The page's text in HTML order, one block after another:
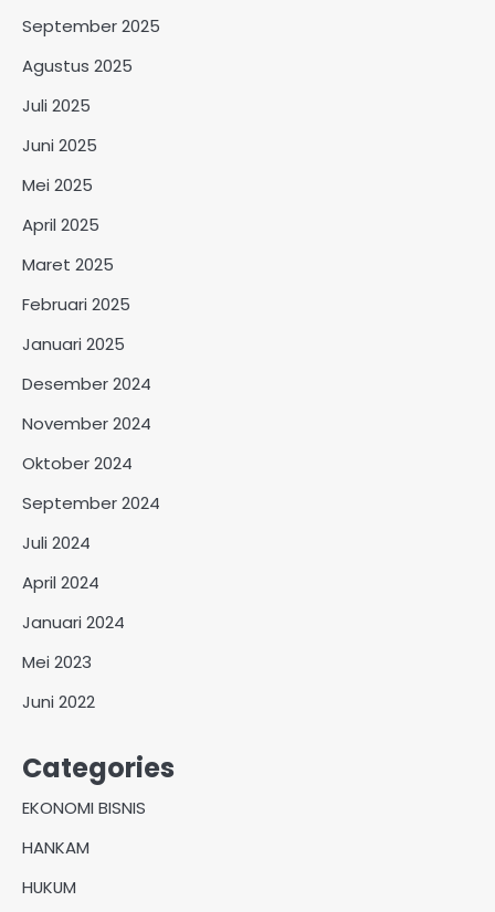
September 2025
Agustus 2025
Juli 2025
Juni 2025
Mei 2025
April 2025
Maret 2025
Februari 2025
Januari 2025
Desember 2024
November 2024
Oktober 2024
September 2024
Juli 2024
April 2024
Januari 2024
Mei 2023
Juni 2022
Categories
EKONOMI BISNIS
HANKAM
HUKUM